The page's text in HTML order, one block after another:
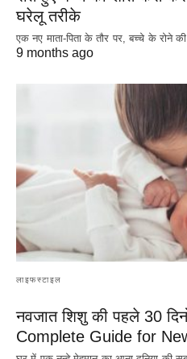
घरेलू तरीके
एक नए माता-पिता के तौर पर, बच्चे के रोने
9 months ago
लाइफस्टाइल
नवजात शिशु की पहले 30
Complete Guide for